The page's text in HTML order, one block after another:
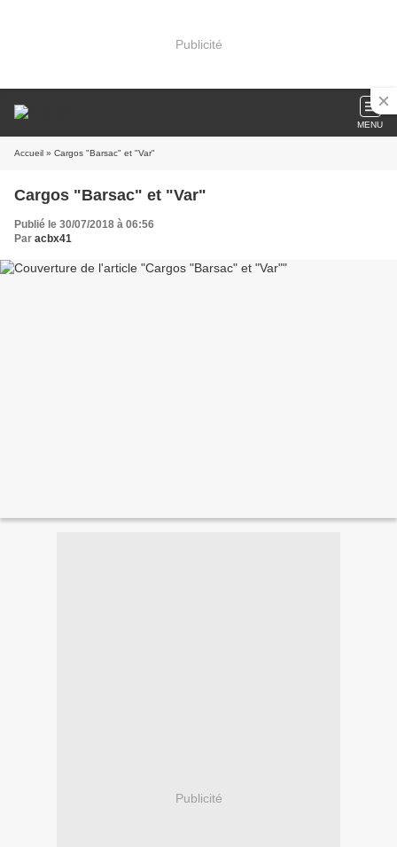
Publicité
MENU
Accueil » Cargos "Barsac" et "Var"
Cargos "Barsac" et "Var"
Publié le 30/07/2018 à 06:56
Par acbx41
Publicité